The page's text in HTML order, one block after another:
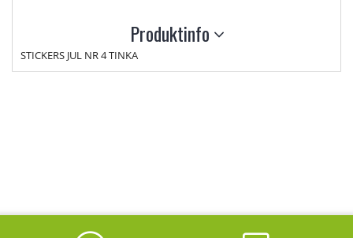
Produktinfo
STICKERS JUL NR 4 TINKA